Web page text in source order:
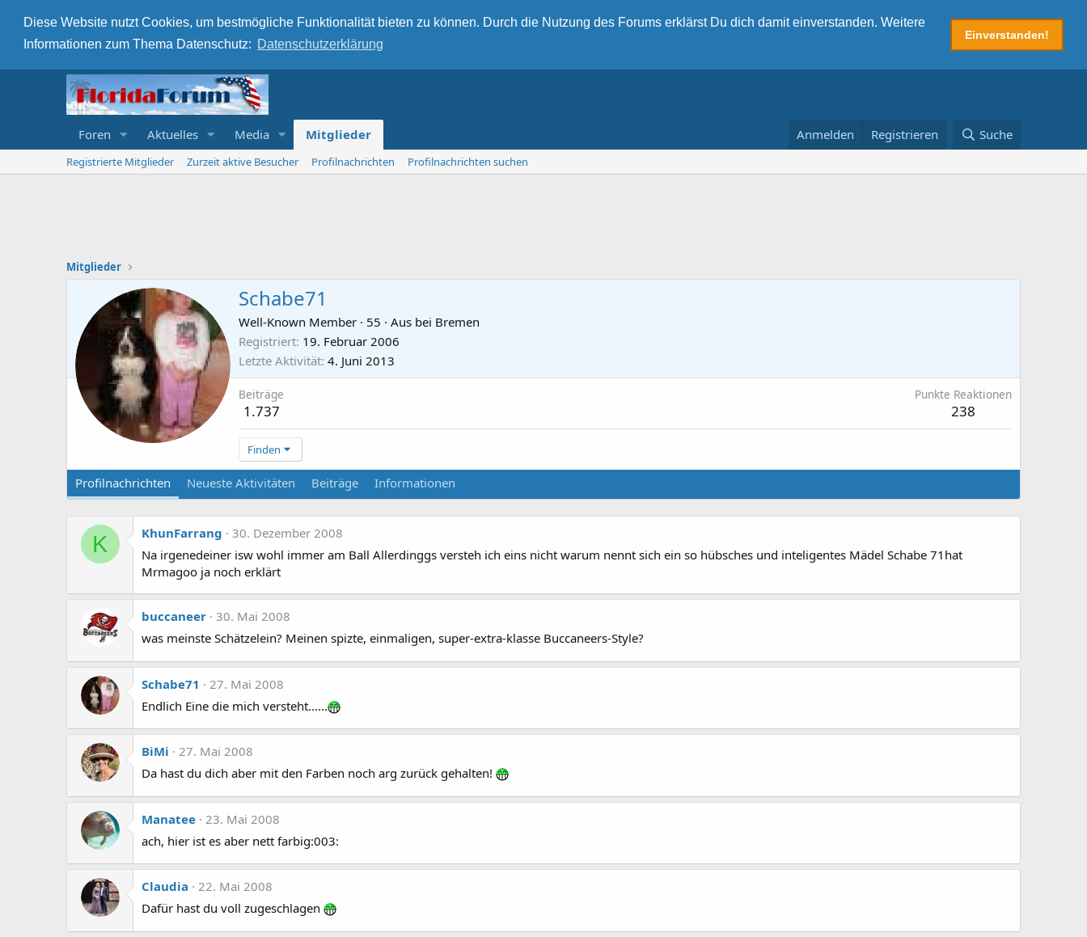
Diese Website nutzt Cookies, um bestmögliche Funktionalität bieten zu können. Durch die Nutzung des Forums erklärst Du dich damit einverstanden. Weitere
Informationen zum Thema Datenschutz: Datenschutzerklärung
Einverstanden!
Foren Aktuelles Media Mitglieder Anmelden Registrieren Suche
Registrierte Mitglieder Zurzeit aktive Besucher Profilnachrichten Profilnachrichten suchen
Mitglieder
Schabe71
Well-Known Member · 55 · Aus bei Bremen
Registriert 19. Februar 2006
Letzte Aktivität 4. Juni 2013
Beiträge
1.737
Punkte Reaktionen
238
Finden
Profilnachrichten Neueste Aktivitäten Beiträge Informationen
K KhunFarrang
30. Dezember 2008
Na irgenedeiner isw wohl immer am Ball Allerdinggs versteh ich eins nicht warum nennt sich ein so hübsches und inteligentes Mädel Schabe 71hat
Mrmagoo ja noch erklärt
buccaneer 30. Mai 2008
was meinste Schätzelein? Meinen spizte, einmaligen, super-extra-klasse Buccaneers-Style?
Schabe71
27. Mai 2008
Endlich Eine die mich versteht......
BiMi
27. Mai 2008
Da hast du dich aber mit den Farben noch arg zurück gehalten!
Manatee
23. Mai 2008
ach, hier ist es aber nett farbig:003:
Claudia
22. Mai 2008
Dafür hast du voll zugeschlagen